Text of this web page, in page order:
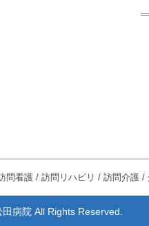
問看護/ 訪問リハビリ / 訪問介護/
病院 All Rights Reserved.